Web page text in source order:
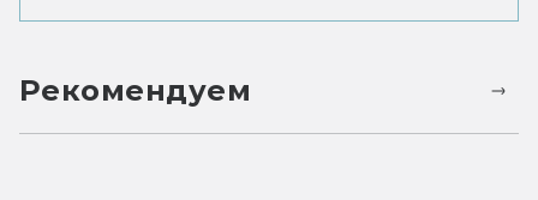
Рекомендуем